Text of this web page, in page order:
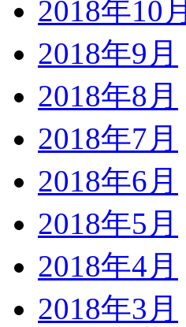
2018年10月
2018年9月
2018年8月
2018年7月
2018年6月
2018年5月
2018年4月
2018年3月